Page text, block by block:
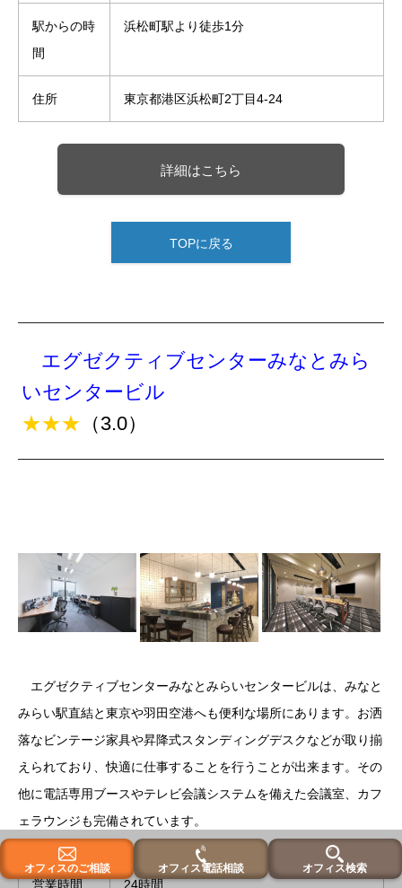
駅からの時
間
浜松町駅より徒歩1分
住所 東京都港区浜松町2丁目4-24
詳細はこちら
TOPに戻る
エグゼクティブセンターみなとみら
いセンタービル
★★★ （3.0）
エグゼクティブセンターみなとみらいセンタービルは、みなと
みらい駅直結と東京や羽田空港へも便利な場所にあります。お洒
落なビンテージ家具や昇降式スタンディングデスクなどが取り揃
えられており、快適に仕事することを行うことが出来ます。その
他に電話専用ブースやテレビ会議システムを備えた会議室、カフ
ェラウンジも完備されています。
営業時間 24時間
オフィスのご相談 オフィス電話相談 オフィス検索